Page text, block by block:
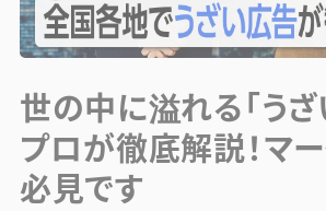
世の中に溢れる「うざ
プロが徹底解説！マ
必見です